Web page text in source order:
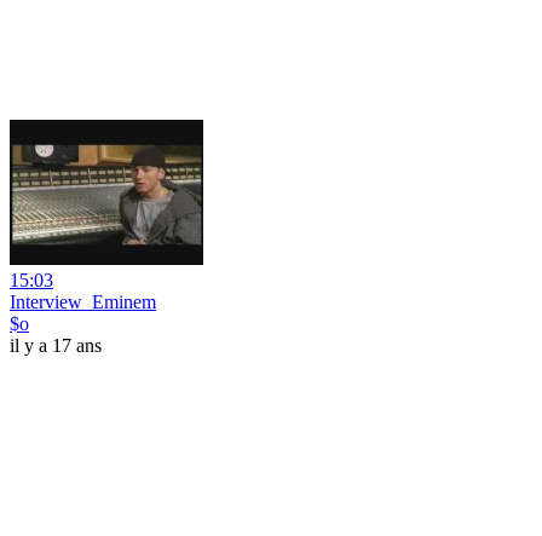
15:03
Interview_Eminem
$o
il y a 17 ans